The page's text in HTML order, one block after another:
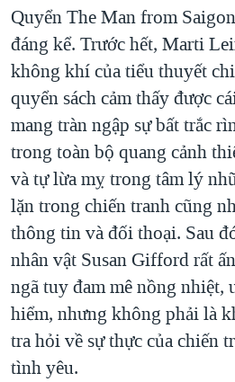
Quyển The Man from
đáng kể. Trước hết, Marti
không khí của tiểu thuyết
quyển sách cảm thấy được
mang tràn ngập sự bất trắc
trong toàn bộ quang cảnh
và tự lừa mỵ trong tâm lý
lặn trong chiến tranh cũng
thông tin và đối thoại. Sau
nhân vật Susan Gifford rất
ngã tuy đam mê nồng nhiệt,
hiểm, nhưng không phải là
tra hỏi về sự thực của chiến
tình yêu.